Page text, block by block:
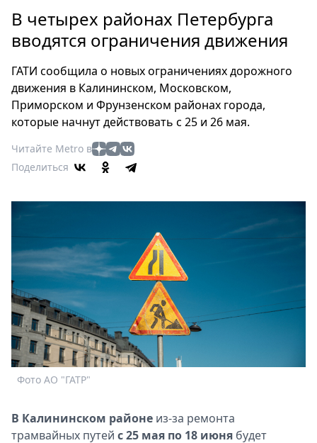
Россия
Мир
Еда
Туризм
Мода
Театр
Кино
Афиша
Книги
Пресс-
релизы
О
Metro
Стримы
Спецпроекты
Звезды
Выборы
2026
Metro
В четырех районах Петербурга
вводятся ограничения движения
ГАТИ сообщила о новых ограничениях дорожного
движения в Калининском, Московском,
Приморском и Фрунзенском районах города,
которые начнут действовать с 25 и 26 мая.
Читайте Metro в
Поделиться
Фото АО "ГАТР"
В Калининском районе из-за ремонта
трамвайных путей с 25 мая по 18 июня будет